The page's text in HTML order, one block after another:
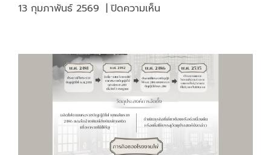
13 กุมภาพันธ์ 2569 | ปิดความเห็นบน
แข็ง
แรง
ไม่
แค่
กำไร